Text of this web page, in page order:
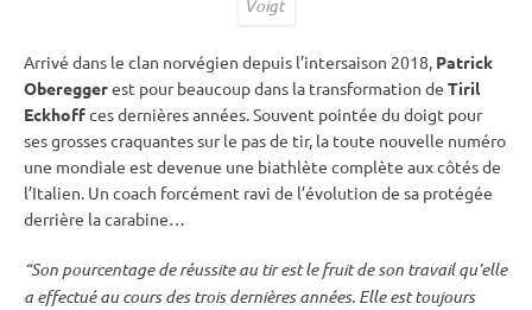
Voigt
Arrivé dans le clan norvégien depuis l’intersaison 2018, Patrick
Obereggerest pour beaucoup dans la transformation de Tiril
Eckhoffces dernières années. Souvent pointée du doigt pour
ses grosses craquantes sur le pas de tir, la toute nouvelle numéro
une mondiale est devenue une biathlète complète aux côtés de
l’Italien. Un coach forcément ravi de l’évolution de sa protégée
derrière la carabine…
“Son pourcentage de réussite au tir est le fruit de son travail qu’elle
a effectué au cours des trois dernières années. Elle est toujours